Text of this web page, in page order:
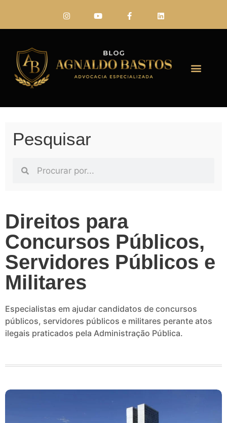
Pesquisar
Direitos para
Concursos Públicos,
Servidores Públicos e
Militares
Especialistas em ajudar candidatos de concursos
públicos, servidores públicos e militares perante atos
ilegais praticados pela Administração Pública.